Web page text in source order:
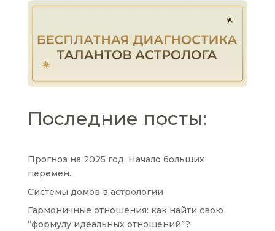
Последние посты:
Прогноз на 2025 год. Начало больших
перемен.
Системы домов в астрологии
Гармоничные отношения: как найти свою
“формулу идеальных отношений”?